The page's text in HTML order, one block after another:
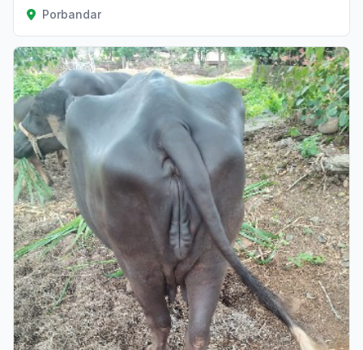
Porbandar